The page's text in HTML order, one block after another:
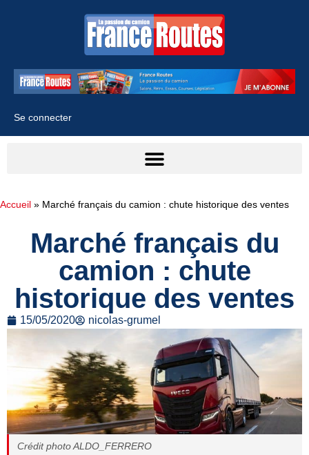
Se connecter
Accueil » Marché français du camion : chute historique des ventes
Marché français du
camion : chute
historique des ventes
15/05/2020 nicolas-grumel
Crédit photo ALDO_FERRERO